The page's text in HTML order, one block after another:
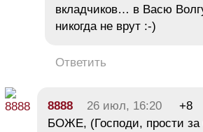
вкладчиков… в Васю
никогда не врут :-)
Ответить
8888 26 июл, 16:20
+8
БОЖЕ, (Господи, прости за